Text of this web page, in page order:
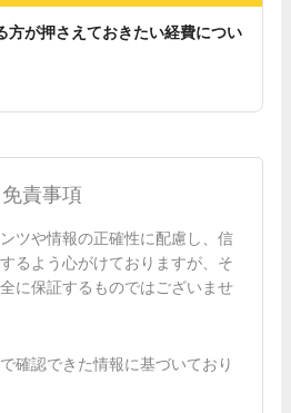
方が押さえておきたい経費につい
免責事項
ツや情報の正確性に配慮し、信
るよう心がけておりますが、そ
に保証するものではございませ
確認できた情報に基づいており